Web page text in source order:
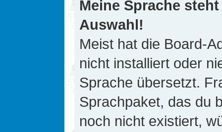
Meine Sprache
Auswahl!
Meist hat die Board-
nicht installiert oder
Sprache übersetzt.
Sprachpaket, das du
noch nicht existiert,